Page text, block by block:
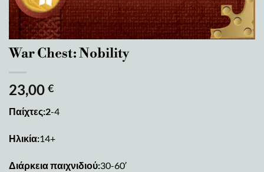
War Chest: Nobility
23,00 €
Παίχτες:2-4
Ηλικία:14+
Διάρκεια παιχνιδιού:30-60′